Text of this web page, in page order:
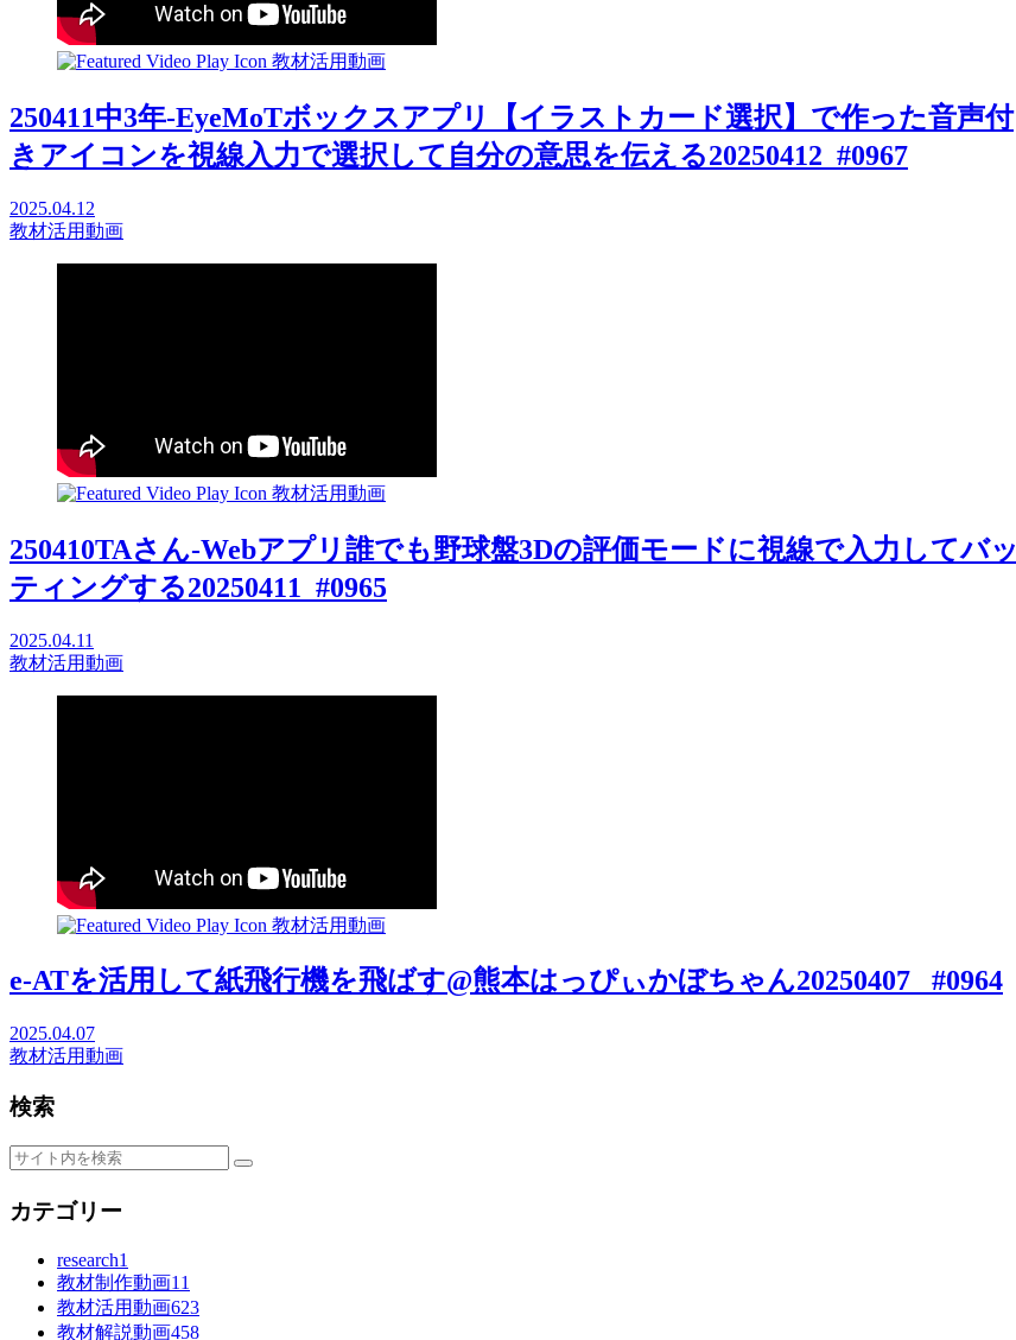
教材活用動画
250411中3年-EyeMoTボックスアプリ【イラストカード選択】で作った音声付
きアイコンを視線入力で選択して自分の意思を伝える20250412_#0967
2025.04.12
教材活用動画
教材活用動画
250410TAさん-Webアプリ誰でも野球盤3Dの評価モードに視線で入力してバッ
ティングする20250411_#0965
2025.04.11
教材活用動画
教材活用動画
e-ATを活用して紙飛行機を飛ばす@熊本はっぴぃかぼちゃん20250407_ #0964
2025.04.07
教材活用動画
検索
カテゴリー
research1
教材制作動画11
教材活用動画623
教材解説動画458